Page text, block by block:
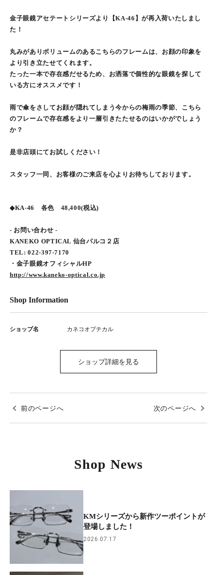
金子眼鏡アセテートシリーズより【KA-46】が再入荷いたしまし
た！
丸みがありボリュームのあるこちらのフレームは、お顔の印象を
より引き立たせてくれます。
たった一本で存在感だせるため、お洒落で個性的な眼鏡を探して
いる方にオススメです！
雨で傘をさしてお顔が隠れてしまう今からの梅雨の季節、こちら
のフレームで存在感をより一層引きたたせるのはいかがでしょう
か？
是非店頭にてお試しください！
スタッフ一同、お客様のご来店を心よりお待ちしております。
◆KA-46 各色 48,400(税込)
- お問い合わせ -
KANEKO OPTICAL 仙台パルコ２店
TEL: 022-397-7170
・金子眼鏡オフィシャルHP
http://www.kaneko-optical.co.jp
Shop Information
ショップ名 カネコオプチカル
ショップ詳細を見る
前のページへ 次のページへ
Shop News
KMシリーズから新作ツーポイントが
登場しました！
2026.07.17